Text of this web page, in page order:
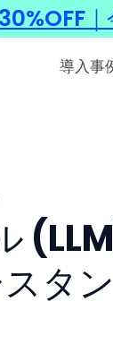
導入事
タ